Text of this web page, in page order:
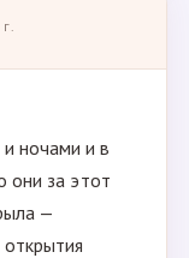
ночами и в
они за этот
—